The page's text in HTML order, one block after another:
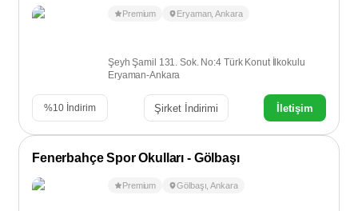
Premium Eryaman,Ankara
Şeyh Şamil 131. Sok. No:4 Türk Konut İlkokulu
Eryaman-Ankara
%10 İndirim Şirket İndirimi İletişim
Fenerbahçe Spor Okulları - Gölbaşı
Premium Gölbaşı ,Ankara